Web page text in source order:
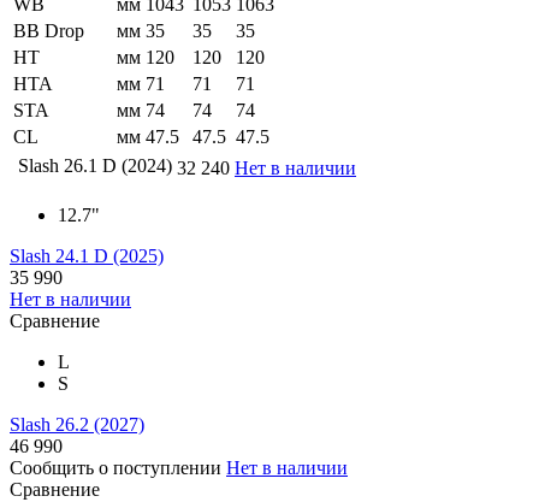
WB
мм 1043 1053 1063
BB Drop
мм 35 35
35
HT
мм 120 120
120
HTA
мм 71 71
71
STA
мм 74 74
74
CL
мм 47.5 47.5 47.5
Slash 26.1 D (2024) 32 240 Нет в наличии
12.7"
Slash 24.1 D (2025)
35 990
Нет в наличии
Сравнение
L
S
Slash 26.2 (2027)
46 990
Сообщить о поступлении Нет в наличии
Сравнение